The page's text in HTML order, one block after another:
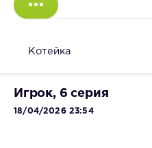
Котейка
Игрок, 6 серия
18/04/2026 23:54